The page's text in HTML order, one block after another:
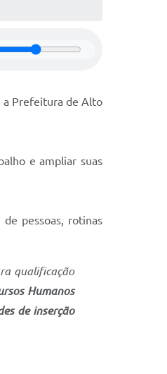
a Prefeitura de Alto
e ampliar suas
pessoas, rotinas
qualificação
Humanos
de inserção